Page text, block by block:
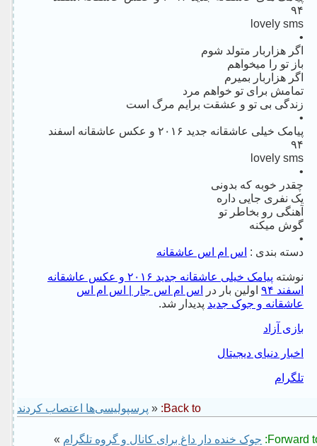
۹۴
lovely sms
•
اگر هزاربار متولد شوم
باز تو را میخواهم
اگر هزاربار بمیرم
تمامش برای تو خواهم مرد
زندگی بی تو و عشقت برایم مرگ است
•
پیامک خیلی عاشقانه جدید ۲۰۱۶ و عکس عاشقانه اسفند
۹۴
lovely sms
•
چقدر خوبه که بدونی
یک نفری جایی داره
آهنگی رو بخاطر تو
گوش میکنه
•
دسته بندی : اس ام اس عاشقانه
نوشته
پیامک خیلی عاشقانه جدید ۲۰۱۶ و عکس عاشقانه
اسفند ۹۴
اولین بار در
اس ام اس جار | اس ام اس
عاشقانه و جوک جدید پدیدار شد.
بازی آزاد
اخبار دنیای دیجیتال
تلگرام
Back to:
« پرسپولیسی‌ها اعتصاب کردند
Forward جوک خنده دار داغ برای کانال و گروه تلگرام »